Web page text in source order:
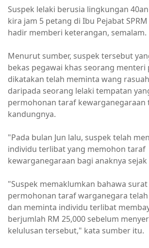
Suspek lelaki berusia lingkungan
kira jam 5 petang di Ibu Pejabat
hadir memberi keterangan, semalam.
Menurut sumber, suspek tersebut
bekas pegawai khas seorang menteri
dikatakan telah meminta wang
daripada seorang lelaki tempatan
permohonan taraf kewarganegaraan
kandungnya.
"Pada bulan Jun lalu, suspek telah
individu terlibat yang memohon taraf
kewarganegaraan bagi anaknya sejak
"Suspek memaklumkan bahawa
permohonan taraf warganegara telah
dan meminta individu terlibat
berjumlah RM 25,000 sebelum
kelulusan tersebut," kata sumber itu.